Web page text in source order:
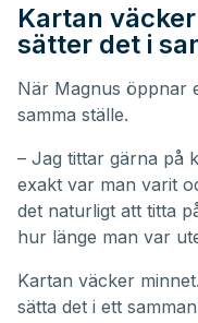
Kartan
sätter det i
När Magnus öppnar
samma ställe.
– Jag tittar gärna på
exakt var man varit
det naturligt att titta
hur länge man var
Kartan väcker
sätta det i ett